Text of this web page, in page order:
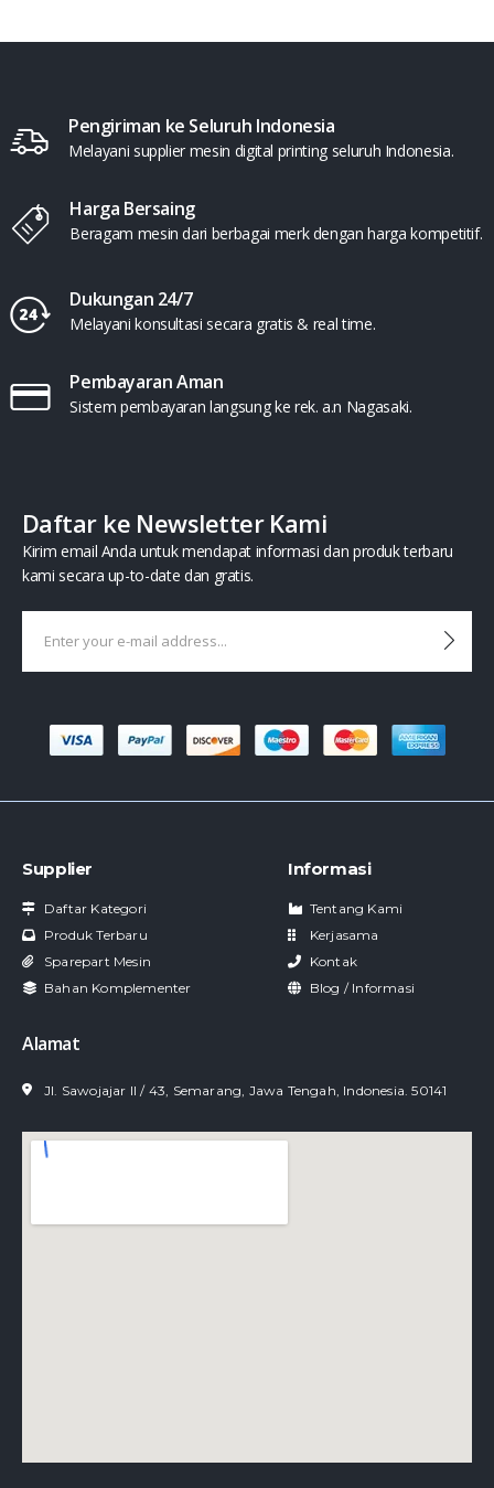
Pengiriman ke Seluruh Indonesia
Melayani supplier mesin digital printing seluruh Indonesia.
Harga Bersaing
Beragam mesin dari berbagai merk dengan harga kompetitif.
Dukungan 24/7
Melayani konsultasi secara gratis & real time.
Pembayaran Aman
Sistem pembayaran langsung ke rek. a.n Nagasaki.
Daftar ke Newsletter Kami
Kirim email Anda untuk mendapat informasi dan produk terbaru
kami secara up-to-date dan gratis.
Supplier
Daftar Kategori
Produk Terbaru
Sparepart Mesin
Bahan Komplementer
Informasi
Tentang Kami
Kerjasama
Kontak
Blog / Informasi
Alamat
Jl. Sawojajar II / 43, Semarang, Jawa Tengah, Indonesia. 50141